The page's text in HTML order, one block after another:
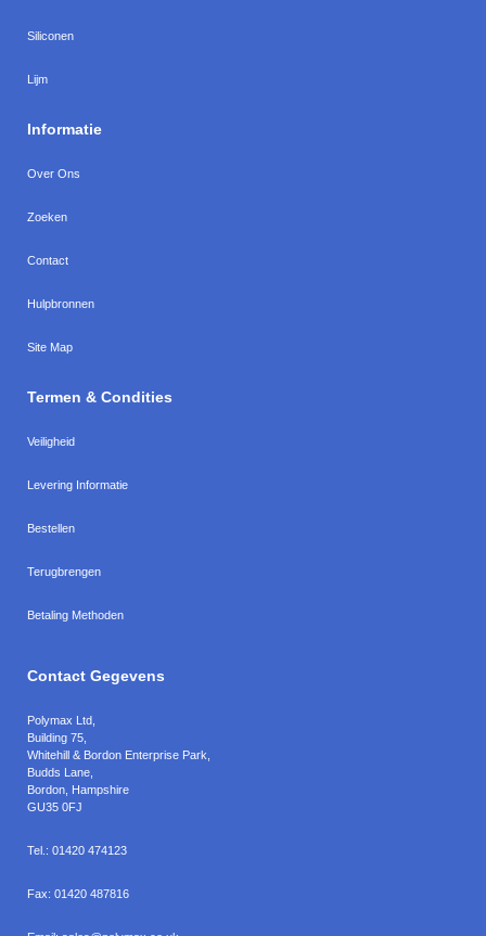
Siliconen
Lijm
Informatie
Over Ons
Zoeken
Contact
Hulpbronnen
Site Map
Termen & Condities
Veiligheid
Levering Informatie
Bestellen
Terugbrengen
Betaling Methoden
Contact Gegevens
Polymax Ltd
Building 75,
Whitehill & Bordon Enterprise Park,
Budds Lane
Bordon Hampshire
GU35 0FJ
Tel.: 01420 474123
Fax: 01420 487816